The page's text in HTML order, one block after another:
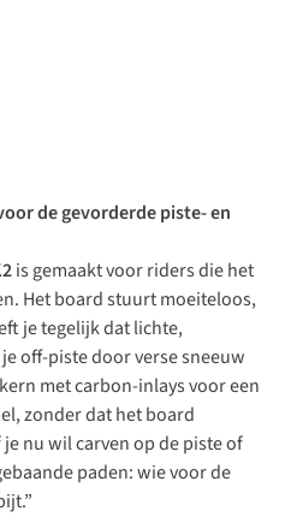
de gevorderde piste- en
is gemaakt voor riders die het
Het board stuurt moeiteloos,
je tegelijk dat lichte,
off-piste door verse sneeuw
met carbon-inlaysvoor een
zonder dat het board
nu wilcarvenop de piste of
paden: wie voor de